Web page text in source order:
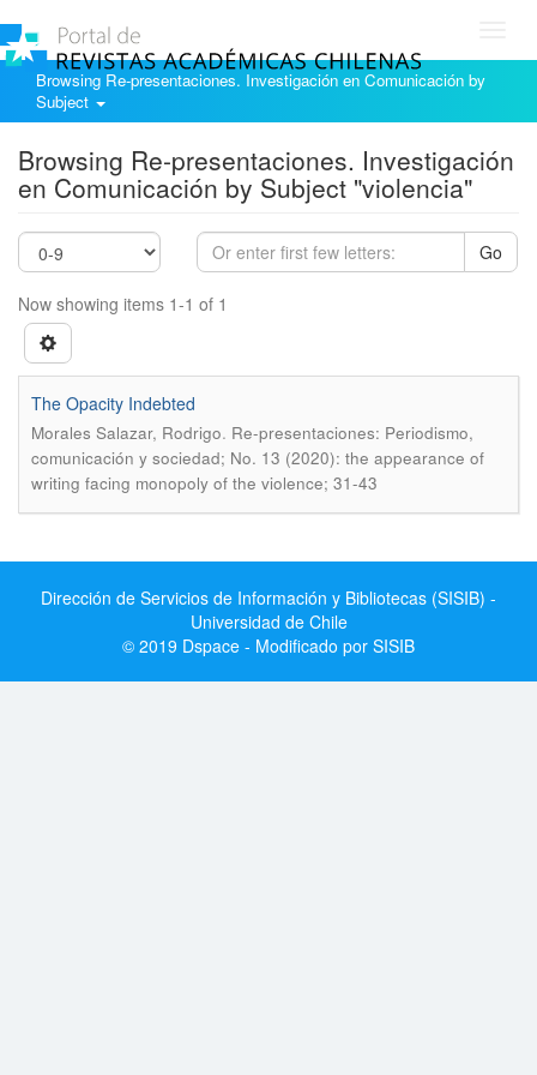
Browsing Re-presentaciones. Investigación en Comunicación by
Subject
Browsing Re-presentaciones. Investigación
en Comunicación by Subject "violencia"
Go
Now showing items 1-1 of 1
The Opacity Indebted
Morales Salazar, Rodrigo. Re-presentaciones: Periodismo,
comunicación y sociedad; No. 13 (2020): the appearance of
writing facing monopoly of the violence; 31-43
Dirección de Servicios de Información y Bibliotecas (SISIB) -
Universidad de Chile
© 2019 Dspace - Modificado por SISIB